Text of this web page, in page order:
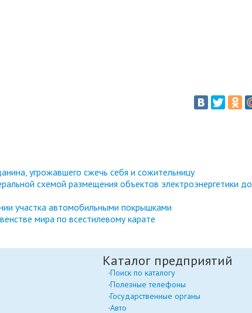
угрожавшего сжечь себя и сожительницу
схемой размещения объектов электроэнергетики до
участка автомобильными покрышками
мира по всестилевому карате
Каталог предприятий
Поиск по каталогу
Полезные телефоны
Государственные органы
Авто